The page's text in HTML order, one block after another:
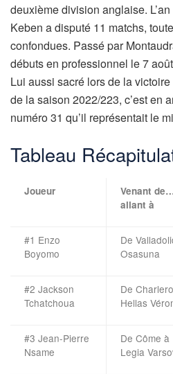
deuxième division anglaise.
Keben a disputé 11 matchs,
confondues. Passé par
débuts en professionnel le 7
Lui aussi sacré lors de la
de la saison 2022/223, c’est en
numéro 31 qu’il représentait le
Tableau
Joueur
Venant
allant à
#1 Enzo
Boyomo
De
Osasuna
#2 Jackson
Tchatchoua
De
Hellas
#3 Jean-Pierre
Nsame
De Côme à
Legia